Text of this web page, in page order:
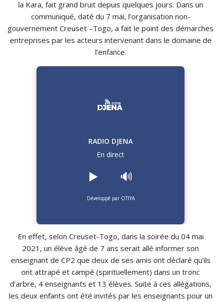
la Kara, fait grand bruit depuis quelques jours. Dans un
communiqué, daté du 7 mai, l’organisation non-
gouvernement Creuset –Togo, a fait le point des démarches
entreprises par les acteurs intervenant dans le domaine de
l’enfance.
RADIO DJENA
En direct
▶️ 🔊
Développé par OTIYA
En effet, selon Creuset-Togo, dans la soirée du 04 mai
2021, un élève âgé de 7 ans serait allé informer son
enseignant de CP2 que deux de ses amis ont déclaré qu’ils
ont attrapé et campé (spirituellement) dans un tronc
d’arbre, 4 enseignants et 13 élèves. Suite à ces allégations,
les deux enfants ont été invités par les enseignants pour un